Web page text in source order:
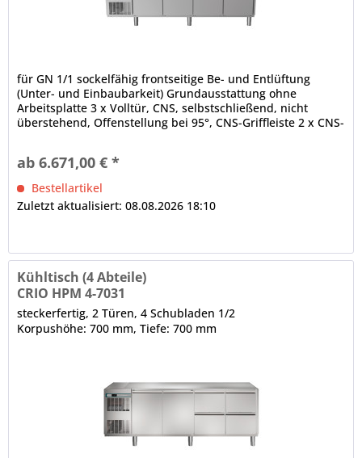
für GN 1/1 sockelfähig frontseitige Be- und Entlüftung
(Unter- und Einbaubarkeit) Grundausstattung ohne
Arbeitsplatte 3 x Volltür, CNS, selbstschließend, nicht
überstehend, Offenstellung bei 95°, CNS-Griffleiste 2 x CNS-
CRIO TECH - Displaysteuerung...
ab 6.671,00 € *
Bestellartikel
Zuletzt aktualisiert: 08.08.2026 18:10
Kühltisch (4 Abteile)
CRIO HPM 4-7031
steckerfertig, 2 Türen, 4 Schubladen 1/2
Korpushöhe: 700 mm, Tiefe: 700 mm